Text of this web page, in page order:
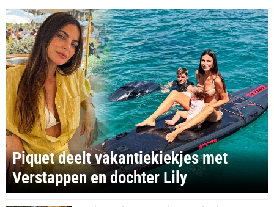
Piquet deelt vakantiekiekjes met
Verstappen en dochter Lily